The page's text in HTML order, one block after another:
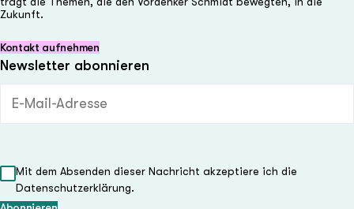
Zukunft.
Kontakt aufnehmen
Newsletter abonnieren
Mit dem Absenden dieser Nachricht akzeptiere ich die
Datenschutzerklärung.